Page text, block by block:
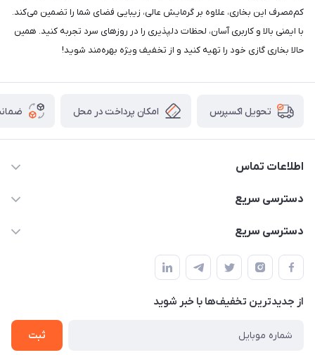
کم‌مصرف این بخاری، علاوه بر گرمایش عالی، زیبایی فضای شما را تضمین می‌کند.
با ایمنی بالا و کاربری آسان، لحظات دلپذیری را در روزهای سرد تجربه کنید. همین
حالا بخاری گازی خود را تهیه کنید و از تخفیف ویژه بهره‌مند شوید!
تحویل اکسپرس امکان پرداخت در محل
اطلاعات تماس
02166456492 - 09121933405
حتما با هماهنگی قبلی
دسترسی سریع
خرید کیسه خواب
چادر بادی
ننو
دسترسی سریع
چادر سرخپوستی
صندلی تاشو
سایه بان کمپینگ
از جدید‌ترین تخفیف‌ها با‌ خبر شوید
ثبت